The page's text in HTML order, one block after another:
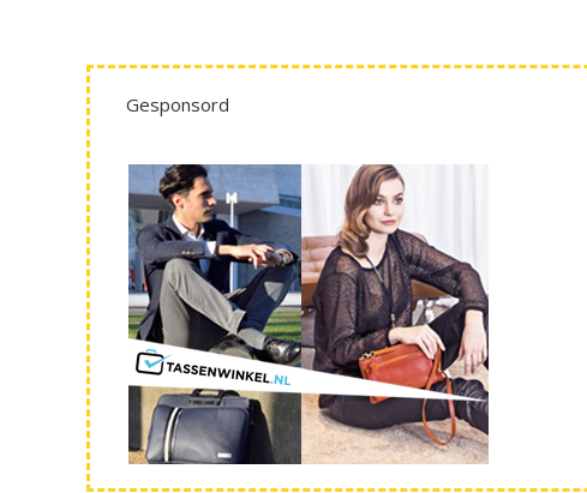
Gesponsord